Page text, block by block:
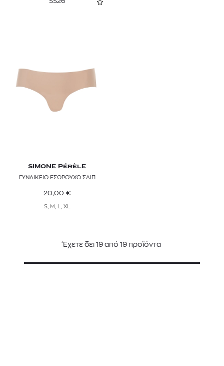
SIMONE PÉRÈLE
ΓΥΝΑΙΚΕΙΟ ΕΣΩΡΟΥΧΟ ΣΛΙΠ
20,00 €
S, M, L, XL
Έχετε δει 19 από 19 προϊόντα